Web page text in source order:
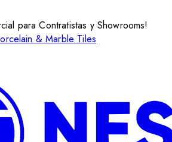
para Contratistas y Showrooms!
& Marble Tiles